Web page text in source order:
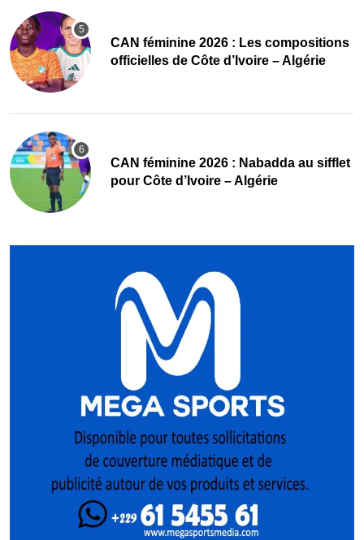
‎CAN féminine 2026 : Les compositions
officielles de Côte d’Ivoire – Algérie
‎CAN féminine 2026 : Nabadda au sifflet
pour Côte d’Ivoire – Algérie